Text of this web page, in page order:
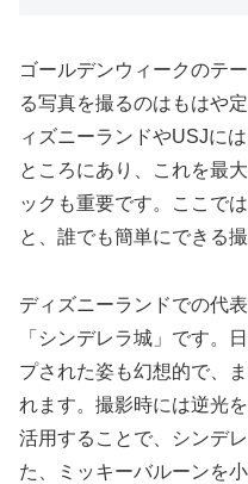
ゴールデンウィークのテ
る写真を撮るのはもはや
ィズニーランドやUSJに
ところにあり、これを最
ックも重要です。ここで
と、誰でも簡単にできる
ディズニーランドでの代
「シンデレラ城」です。
プされた姿も幻想的で、
れます。撮影時には逆光
活用することで、シンデ
た、ミッキーバルーンを